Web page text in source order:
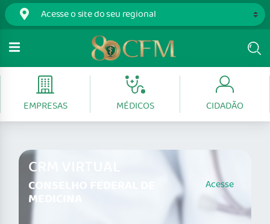
EMPRESAS MÉDICOS CIDADÃO
CRM VIRTUAL
CONSELHO FEDERAL DE
MEDICINA
Acesse